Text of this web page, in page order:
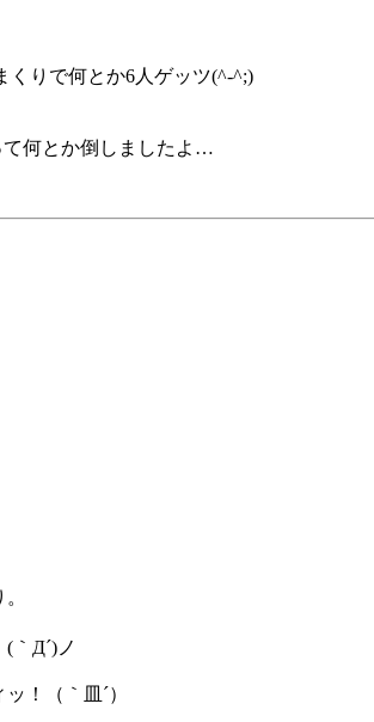
くりで何とか6人ゲッツ(^-^;)
て何とか倒しましたよ…
｀Д´)ノ
！（｀皿´）